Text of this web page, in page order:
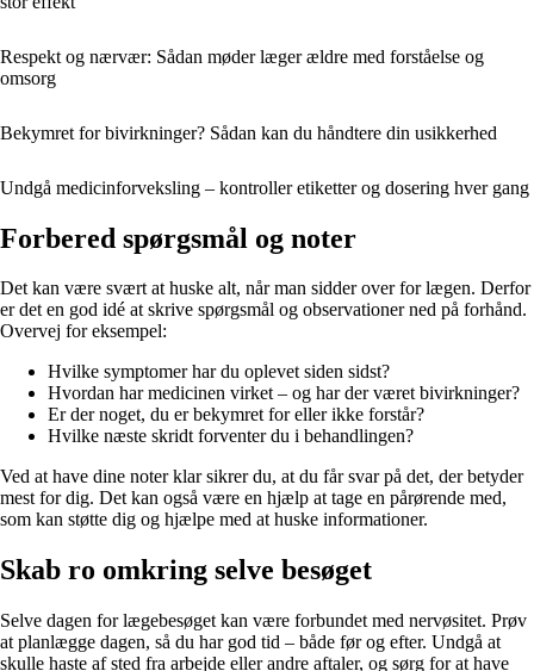
Respekt og nærvær: Sådan møder læger ældre med forståelse og
omsorg
Bekymret for bivirkninger? Sådan kan du håndtere din usikkerhed
Undgå medicinforveksling – kontroller etiketter og dosering hver gang
Forbered spørgsmål og noter
Det kan være svært at huske alt, når man sidder over for lægen. Derfor
er det en god idé at skrive spørgsmål og observationer ned på forhånd.
Overvej for eksempel:
Hvilke symptomer har du oplevet siden sidst?
Hvordan har medicinen virket – og har der været bivirkninger?
Er der noget, du er bekymret for eller ikke forstår?
Hvilke næste skridt forventer du i behandlingen?
Ved at have dine noter klar sikrer du, at du får svar på det, der betyder
mest for dig. Det kan også være en hjælp at tage en pårørende med,
som kan støtte dig og hjælpe med at huske informationer.
Skab ro omkring selve besøget
Selve dagen for lægebesøget kan være forbundet med nervøsitet. Prøv
at planlægge dagen, så du har god tid – både før og efter. Undgå at
skulle haste af sted fra arbejde eller andre aftaler, og sørg for at have